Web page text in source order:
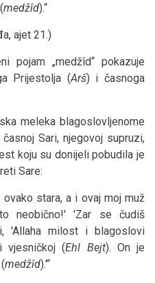
medžîd).“
ajet 21.)
pojam „medžîd“ pokazuje
Prijestolja (Arš) i časnoga
meleka blagoslovljenome
Sari, njegovoj supruzi,
koju su donijeli pobudila je
Sare:
ovako stara, a i ovaj moj muž
neobično!' 'Zar se čudiš
'Allaha milost i blagoslovi
vjesničkoj (Ehl Bejt). On je
medžîd).'“